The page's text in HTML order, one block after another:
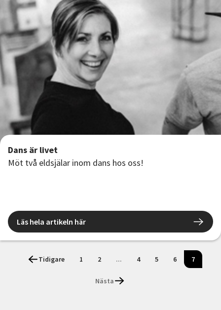
Dans är livet
Möt två eldsjälar inom dans hos oss!
Läs hela artikeln här
Tidigare 1 2 ... 4 5 6 7
Nästa